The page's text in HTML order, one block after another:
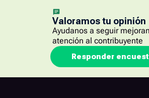
Valoramos tu opinión
Ayudanos a seguir
atención al contribuyente
Responder